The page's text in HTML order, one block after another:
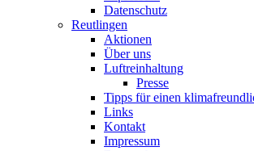
Datenschutz
Reutlingen
Aktionen
Über uns
Luftreinhaltung
Presse
Tipps für einen
Links
Kontakt
Impressum